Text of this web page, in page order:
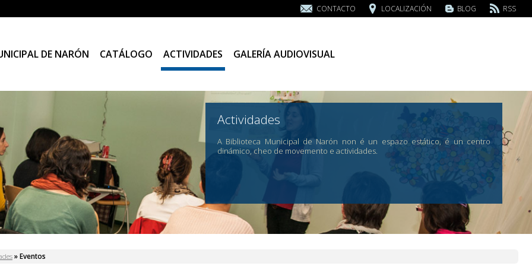
CONTACTO LOCALIZACIÓN BLOG RSS
DE NARÓN CATÁLOGO ACTIVIDADES GALERÍA AUDIOVISUAL
Actividades
A Biblioteca Municipal de Narón non é un espazo estático, é un centro
dinámico, cheo de movemento e actividades.
aquí
» Eventos